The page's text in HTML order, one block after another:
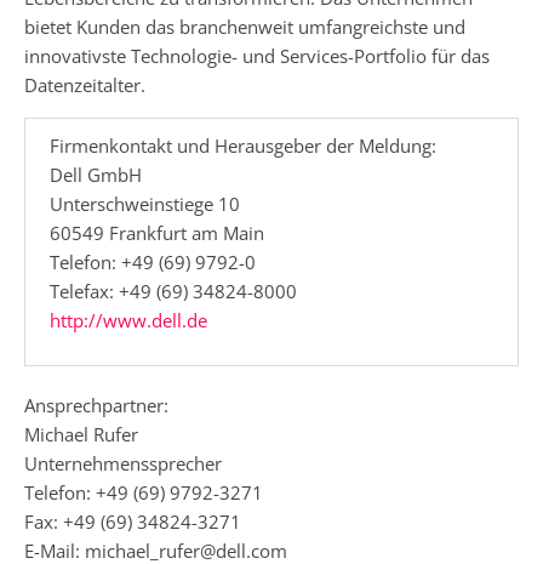
bietet Kunden das branchenweit umfangreichste und
innovativste Technologie- und Services-Portfolio für das
Datenzeitalter.
Firmenkontakt und Herausgeber der Meldung:
Dell GmbH
Unterschweinstiege 10
60549 Frankfurt am Main
Telefon: +49 (69) 9792-0
Telefax: +49 (69) 34824-8000
http://www.dell.de
Ansprechpartner:
Michael Rufer
Unternehmenssprecher
Telefon: +49 (69) 9792-3271
Fax: +49 (69) 34824-3271
E-Mail: michael_rufer@dell.com